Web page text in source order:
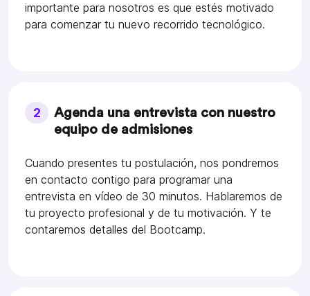
importante para nosotros es que estés motivado
para comenzar tu nuevo recorrido tecnológico.
2
Agenda una entrevista con nuestro
equipo de admisiones
Cuando presentes tu postulación, nos pondremos
en contacto contigo para programar una
entrevista en vídeo de 30 minutos. Hablaremos de
tu proyecto profesional y de tu motivación. Y te
contaremos detalles del Bootcamp.